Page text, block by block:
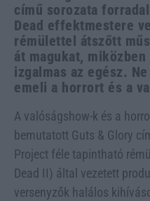
című sorozata
Dead effektmestere
rémülettel átszőtt
át magukat,
izgalmas az egész.
emeli a horrort és a
A valóságshow-k és a
bemutatott Guts & Glory
Project féle tapintható
Dead II) által vezetett
versenyzők halálos